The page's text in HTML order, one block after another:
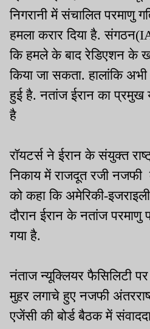
निगरानी में संचालित परमाणु
हमला करार दिया है.
कि हमले के बाद रेडिएशन के
किया जा सकता. हालांकि
हुई है. नतांज ईरान का प्रमुख
है
रॉयटर्स ने ईरान के संयुक्त
निकाय में राजदूत रजी नजफी
को कहा कि अमेरिकी-
दौरान ईरान के नतांज परमाणु
गया है.
नंताज न्यूक्लियर फैसिलिटी
मुहर लगाचे हुए नजफी
एजेंसी की बोर्ड बैठक में